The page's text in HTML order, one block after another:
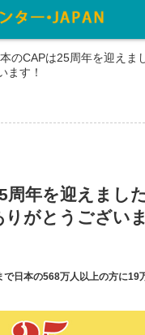
のCAPは25周年を迎えま
ます！
周年を迎えまし
がとうござい
で日本の568万人以上の方に19